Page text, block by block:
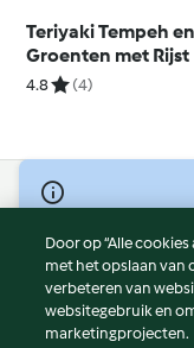
Teriyaki Tempeh en
Groenten met Rijst
4.8 (4)
© Copyright 2026
Privacybeleid
Disclaimer
Colofon
Door op “Alle
met het opslaan van
verbeteren van
websitegebruik en
marketingprojecten.